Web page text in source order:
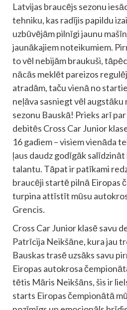
Latvijas braucējs sezonu
tehniku, kas radījis papildu
uzbūvējām pilnīgi jaunu
jaunākajiem noteikumiem.
to vēl nebijām braukuši,
nācās meklēt pareizos
atradām, taču vienā no
neļāva sasniegt vēl
sezonu Bauskā! Prieks arī
debitēs Cross Car Junior
16 gadiem – visiem vienāda
ļaus daudz godīgāk
talantu. Tāpat ir patīkami
braucēji startē pilnā Eiropas
turpina attīstīt mūsu
Grencis.
Cross Car Junior klasē savu
Patrīcija Neikšāne, kura jau
Bauskas trasē uzsāks savu
Eiropas autokrosa
tētis Māris Neikšāns, šis ir
starts Eiropas čempionātā